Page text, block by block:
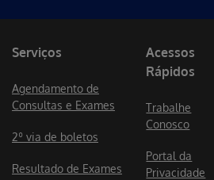
Serviços
Agendamento de
Consultas e Exames
2º via de boletos
Resultado de Exames
Acessos
Rápidos
Trabalhe
Conosco
Portal da
Privacidade